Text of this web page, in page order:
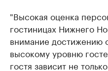
"Высокая оценка
гостиницах Нижнего
внимание достижению
высокому уровню
гостя зависит не